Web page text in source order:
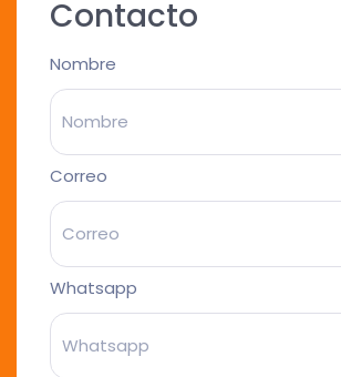
Contacto
Nombre
Correo
Whatsapp